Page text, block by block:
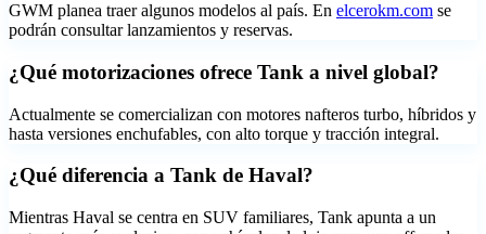
GWM planea traer algunos modelos al país. En elcerokm.com se
podrán consultar lanzamientos y reservas.
¿Qué motorizaciones ofrece Tank a nivel global?
Actualmente se comercializan con motores nafteros turbo, híbridos y
hasta versiones enchufables, con alto torque y tracción integral.
¿Qué diferencia a Tank de Haval?
Mientras Haval se centra en SUV familiares, Tank apunta a un